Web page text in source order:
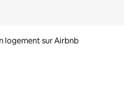
logement sur Airbnb